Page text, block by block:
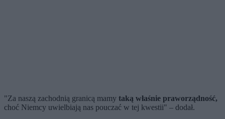
"Za naszą zachodnią granicą mamy taką właśnie praworządność,
choć Niemcy uwielbiają nas pouczać w tej kwestii" – dodał.